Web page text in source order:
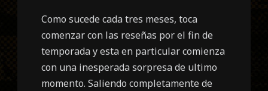
Como sucede cada tres meses, toca
comenzar con las reseñas por el fin de
temporada y esta en particular comienza
con una inesperada sorpresa de ultimo
momento. Saliendo completamente de